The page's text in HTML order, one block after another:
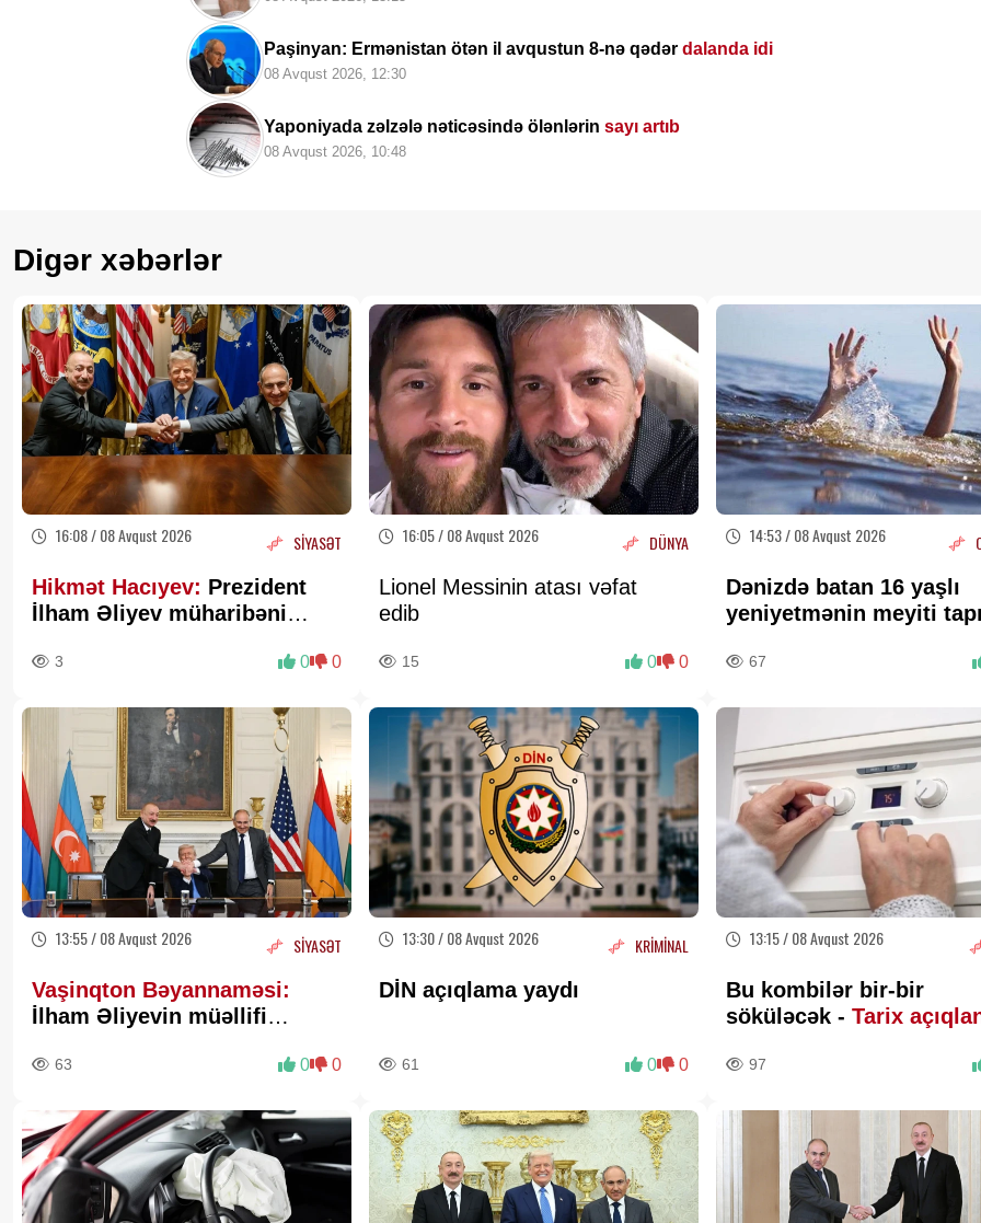
Paşinyan: Ermənistan ötən il avqustun 8-nə qədərdalanda idi
08 Avqust 2026, 12:30
Yaponiyada zəlzələ nəticəsində ölənlərin sayı artıb
08 Avqust 2026, 10:48
Digər xəbərlər
16:08 / 08 Avqust 2026 SİYASƏT
Hikmət Hacıyev: Prezident
İlham Əliyev müharibəni
də qazandı - VİDEO
3 0 0
16:05 / 08 Avqust 2026 DÜNYA
Lionel Messinin atası vəfat
edib
15 0 0
14:53 / 08 Avqust 2026
Dənizdə batan 16 yaşlı
yeniyetmənin meyiti
67
13:55 / 08 Avqust 2026 SİYASƏT
Vaşinqton Bəyannaməsi:
İlham Əliyevin müəllifi
beynəlxalq miqyasda təsdiqi
63 0 0
13:30 / 08 Avqust 2026 KRİMİNAL
DİN açıqlama yaydı
61 0 0
13:15 / 08 Avqust 2026
Bu kombilər bir-bir
söküləcək - Tarix
97